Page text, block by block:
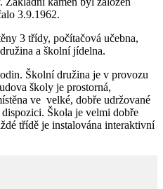
3.9.1962.
3 třídy, počítačová učebna,
a školní jídelna.
Školní družina je v provozu
školy je prostorná,
ve velké, dobře udržované
Škola je velmi dobře
třídě je instalována interaktivní